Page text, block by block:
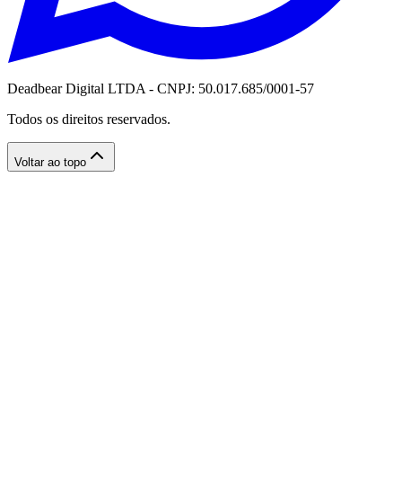
Deadbear Digital LTDA - CNPJ: 50.017.685/0001-57
Todos os direitos reservados.
Voltar ao topo